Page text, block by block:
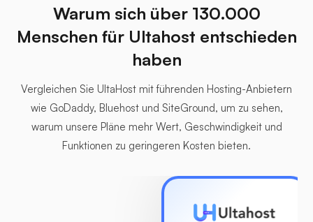
Warum sich über 130.000
Menschen für Ultahost entschieden
haben
Vergleichen Sie UltaHost mit führenden Hosting-Anbietern
wie GoDaddy, Bluehost und SiteGround, um zu sehen,
warum unsere Pläne mehr Wert, Geschwindigkeit und
Funktionen zu geringeren Kosten bieten.